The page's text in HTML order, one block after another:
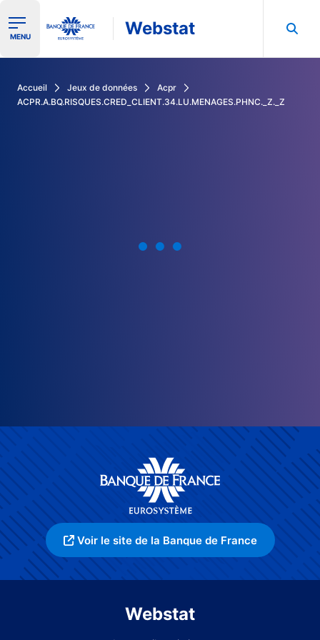
Ouvrir le menu de navigation
MENU Webstat
Accueil Jeux de données
Acpr
ACPR.A.BQ.RISQUES.CRED_CLIENT.34.LU.MENAGES.PHNC._Z._Z
Voir le site de la Banque de France
Webstat